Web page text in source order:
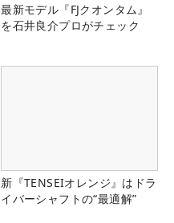
最新モデル『FJクオンタム』
を石井良介プロがチェック
新『TENSEIオレンジ』はドラ
イバーシャフトの“最適解”